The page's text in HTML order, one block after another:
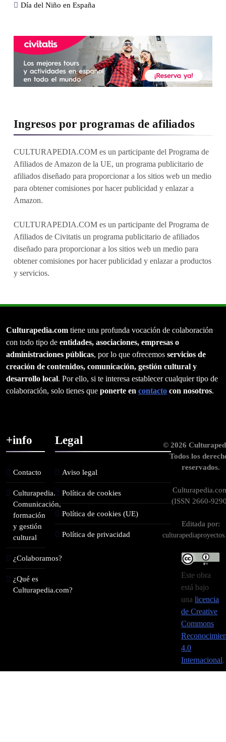
Día del Niño en España
Ingresos por programas de afiliados
CULTURAPEDIA.COM es un participante del Programa de
Afiliados de Amazon de la UE, un programa publicitario de
afiliados diseñado para proporcionar a los sitios web un medio
para obtener comisiones por hacer publicidad y enlazar a
Amazon.
CULTURAPEDIA.COM es un participante del Programa de
Afiliados de Civitatis un programa publicitario de afiliados
diseñado para proporcionar a los sitios web un medio para
obtener comisiones por hacer publicidad y enlazar a productos
y servicios.
Culturapedia.com tiene una profunda vocación de colaboración
con todo tipo de entidades, asociaciones, empresas o
administraciones públicas, por lo que ofrecemos servicios de
creación de contenidos, comunicación, gestión cultural y
desarrollo local. Por ello, si te interesa establecer cualquier tipo de
colaboración, solo tienes que ponerte en contacto con nosotros.
+info
Contacto
Culturapedia.
Comunicación,
formación
y gestión
cultural
¿Colaboramos?
¿Qué es
Culturapedia.com?
Legal
Aviso legal
Política de cookies
Política de cookies (UE)
Política de privacidad
© 2026
Todos los
reservados.
(ISSN 2660-
Editada por:
Este obra
está bajo
unalicencia
de Creative
Commons
4.0
Internacional.